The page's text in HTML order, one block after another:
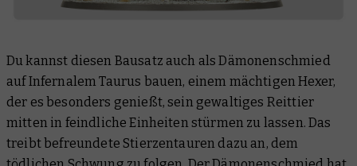
Du kannst diesen Bausatz auch als Dämonenschmied
auf Infernalem Taurus bauen, einem mächtigen Hexer,
der es besonders genießt, sein gewaltiges Reittier
mitten in feindliche Einheiten stürmen zu lassen. Das
treibt befreundete Stierzentauren dazu an, dem